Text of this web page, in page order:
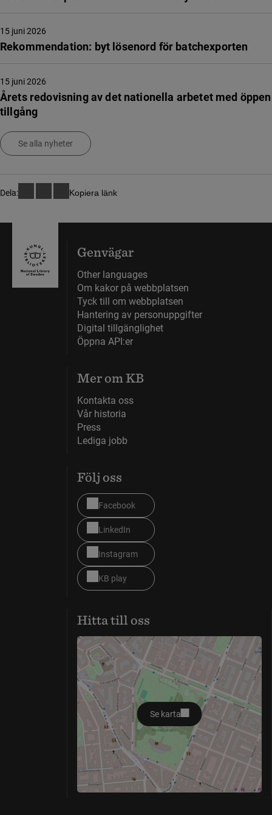
Rekommendation: byt lösenord för batchexporten
15 juni 2026
Årets redovisning av det nationella arbetet med öppen
tillgång
15 juni 2026
Se alla nyheter
Dela: Kopiera länk
Genvägar
Other languages
Om kakor på webbplatsen
Tyck till om webbplatsen
Hantering av personuppgifter
Digital tillgänglighet
Öppna API:er
Mer om KB
Kontakta oss
Vår historia
Press
Lediga jobb
Följ oss
Facebook
LinkedIn
Instagram
KB play
Hitta till oss
Se karta
öppnas i nytt fönster